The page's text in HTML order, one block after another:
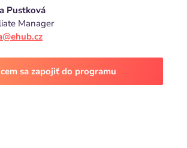
Pustková
Manager
sa zapojiť do programu